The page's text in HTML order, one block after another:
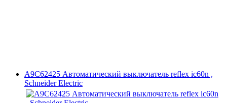
A9C62425 Автоматический выключатель reflex ic60n ,
Schneider Electric